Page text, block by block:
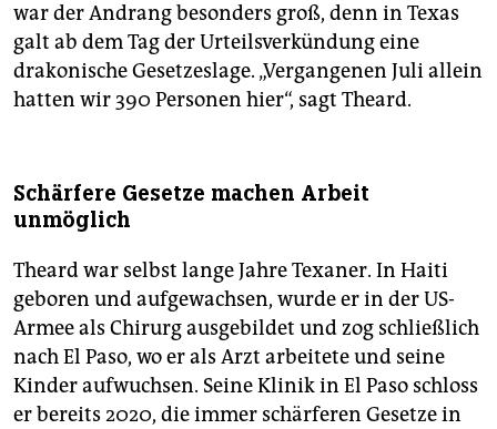
war der Andrang besonders groß, denn in Texas
galt ab dem Tag der Urteilsverkündung eine
drakonische Gesetzeslage. „Vergangenen Juli allein
hatten wir 390 Personen hier“, sagt Theard.
Schärfere Gesetze machen Arbeit
unmöglich
Theard war selbst lange Jahre Texaner. In Haiti
geboren und aufgewachsen, wurde er in der US-
Armee als Chirurg ausgebildet und zog schließlich
nach El Paso, wo er als Arzt arbeitete und seine
Kinder aufwuchsen. Seine Klinik in El Paso schloss
er bereits 2020, die immer schärferen Gesetze in